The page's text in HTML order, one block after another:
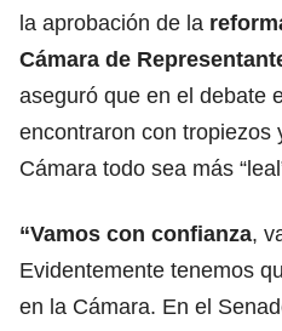
la aprobación de la
Cámara de
aseguró que en el debate
encontraron con tropiezos
Cámara todo sea más
“Vamos con confianza,
Evidentemente tenemos
en la Cámara. En el